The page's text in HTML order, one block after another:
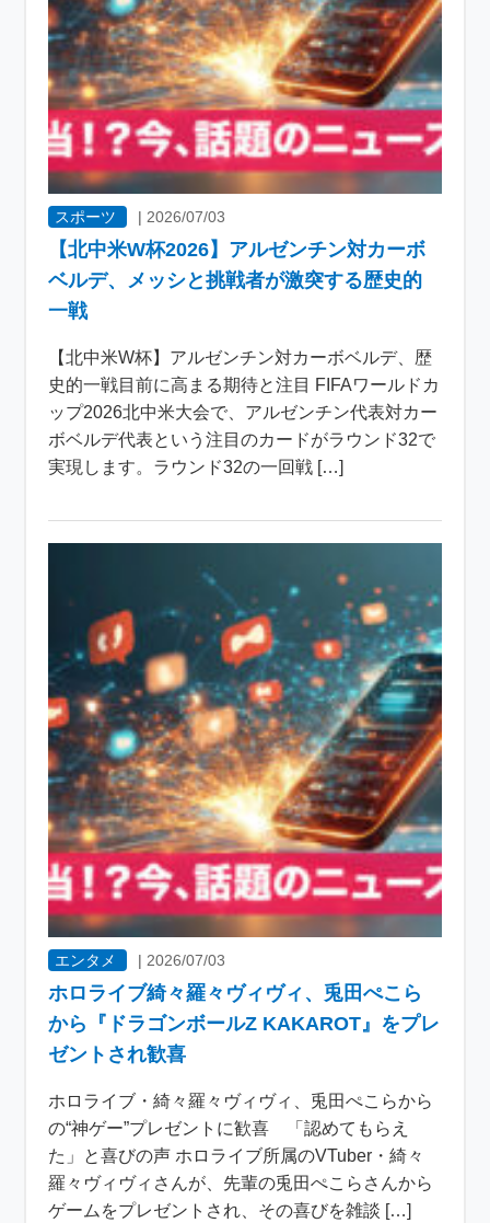
スポーツ |2026/07/03
【北中米W杯2026】アルゼンチン対カーボ
ベルデ、メッシと挑戦者が激突する歴史的
一戦
【北中米W杯】アルゼンチン対カーボベルデ、歴
史的一戦目前に高まる期待と注目 FIFAワールドカ
ップ2026北中米大会で、アルゼンチン代表対カー
ボベルデ代表という注目のカードがラウンド32で
実現します。ラウンド32の一回戦 […]
エンタメ | 2026/07/03
ホロライブ綺々羅々ヴィヴィ、兎田ぺこら
から『ドラゴンボールZ KAKAROT』をプレ
ゼントされ歓喜
ホロライブ・綺々羅々ヴィヴィ、兎田ぺこらから
の“神ゲー”プレゼントに歓喜 「認めてもらえ
た」と喜びの声 ホロライブ所属のVTuber・綺々
羅々ヴィヴィさんが、先輩の兎田ぺこらさんから
ゲームをプレゼントされ、その喜びを雑談 […]